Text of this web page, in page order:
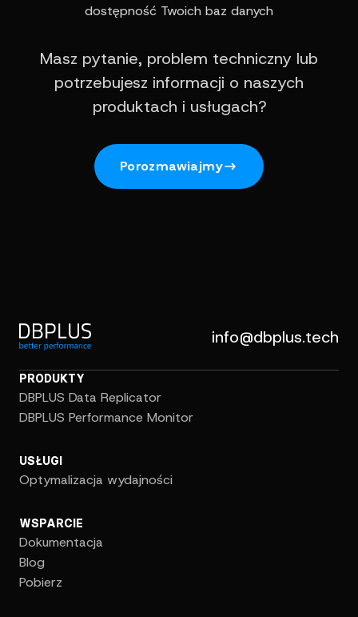
dostępność Twoich baz danych
Masz pytanie, problem techniczny lub
potrzebujesz informacji o naszych
produktach i usługach?
Porozmawiajmy
info@dbplus.tech
PRODUKTY
DBPLUS Data Replicator
DBPLUS Performance Monitor
USŁUGI
Optymalizacja wydajności
WSPARCIE
Dokumentacja
Blog
Pobierz